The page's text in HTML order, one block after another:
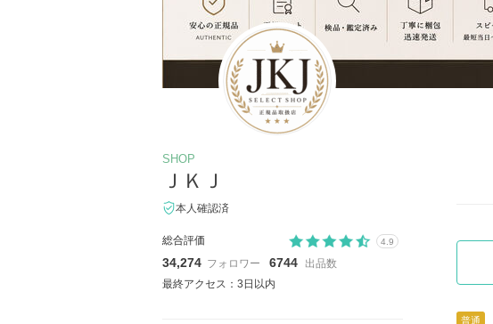
SHOP
ＪＫＪ
本人確認済
総合評価 4.9
34,274 フォロワー 6744 出品数
最終アクセス：3日以内
普通